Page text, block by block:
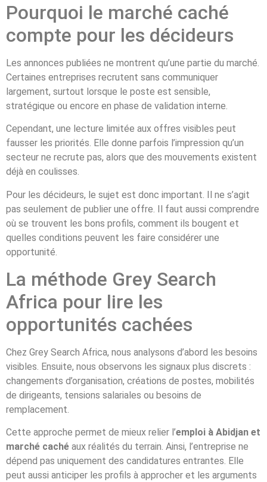
Pourquoi le marché caché
compte pour les décideurs
Les annonces publiées ne montrent qu’une partie du marché.
Certaines entreprises recrutent sans communiquer
largement, surtout lorsque le poste est sensible,
stratégique ou encore en phase de validation interne.
Cependant, une lecture limitée aux offres visibles peut
fausser les priorités. Elle donne parfois l’impression qu’un
secteur ne recrute pas, alors que des mouvements existent
déjà en coulisses.
Pour les décideurs, le sujet est donc important. Il ne s’agit
pas seulement de publier une offre. Il faut aussi comprendre
où se trouvent les bons profils, comment ils bougent et
quelles conditions peuvent les faire considérer une
opportunité.
La méthode Grey Search
Africa pour lire les
opportunités cachées
Chez Grey Search Africa, nous analysons d’abord les besoins
visibles. Ensuite, nous observons les signaux plus discrets :
changements d’organisation, créations de postes, mobilités
de dirigeants, tensions salariales ou besoins de
remplacement.
Cette approche permet de mieux relier l’emploi à Abidjan et
marché caché aux réalités du terrain. Ainsi, l’entreprise ne
dépend pas uniquement des candidatures entrantes. Elle
peut aussi anticiper les profils à approcher et les arguments